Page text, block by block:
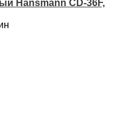
Hansmann CD-36F,